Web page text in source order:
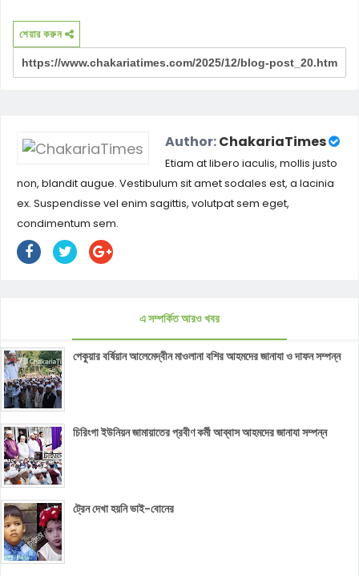
শেয়ার করুন
Author:ChakariaTimes
Etiam at libero iaculis, mollis justo
non, blandit augue. Vestibulum sit amet sodales est, a lacinia
ex. Suspendisse vel enim sagittis, volutpat sem eget,
condimentum sem.
এ সম্পর্কিত আরও খবর
পেকুয়ার বর্ষিয়ান আলেমেদ্বীন মাওলানা বশির আহমদের জানাযা ও দাফন সম্পন্ন
চিরিংগা ইউনিয়ন জামায়াতের প্রবীণ কর্মী আব্বাস আহমদের জানাযা সম্পন্ন
ট্রেন দেখা হয়নি ভাই-বোনের